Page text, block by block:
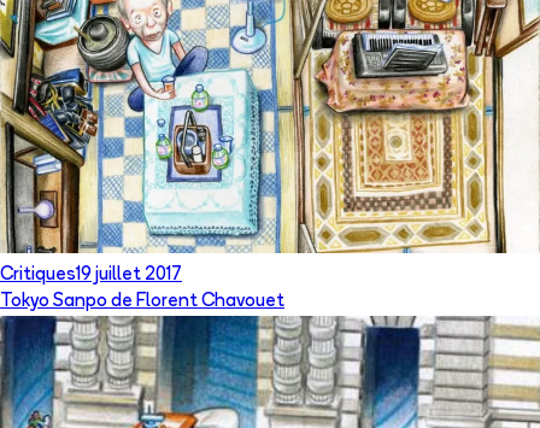
Critiques19 juillet 2017
Tokyo Sanpo de Florent Chavouet